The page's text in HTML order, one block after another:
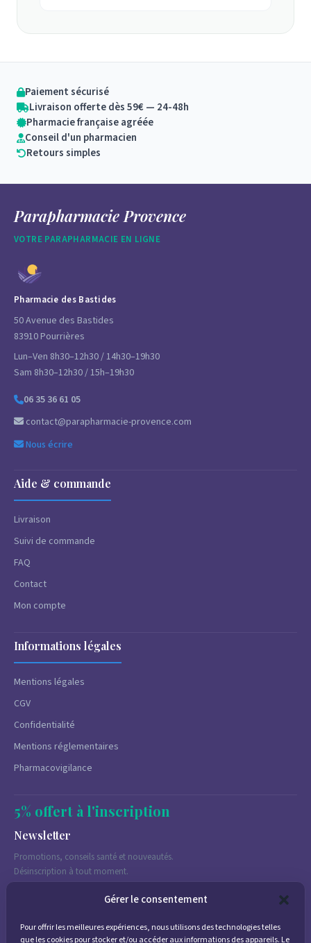
Gérer le consentement
Pour offrir les meilleures expériences, nous utilisons des technologies telles
que les cookies pour stocker et/ou accéder aux informations des appareils. Le
Paiement sécurisé
Livraison offerte dès 59€ — 24-48h
Pharmacie française agréée
Conseil d'un pharmacien
Retours simples
Parapharmacie Provence
VOTRE PARAPHARMACIE EN LIGNE
Pharmacie des Bastides
50 Avenue des Bastides
83910 Pourrières
Lun–Ven 8h30–12h30 / 14h30–19h30
Sam 8h30–12h30 / 15h–19h30
06 35 36 61 05
contact@parapharmacie-provence.com
Nous écrire
Aide & commande
Livraison
Suivi de commande
FAQ
Contact
Mon compte
Informations légales
Mentions légales
CGV
Confidentialité
Mentions réglementaires
Pharmacovigilance
5% offert à l'inscription
Newsletter
Promotions, conseils santé et nouveautés.
Désinscription à tout moment.
J'accepte de recevoir des emails marketing conformément à la